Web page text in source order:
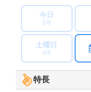
今日
8/6
土曜日
8/8
特長